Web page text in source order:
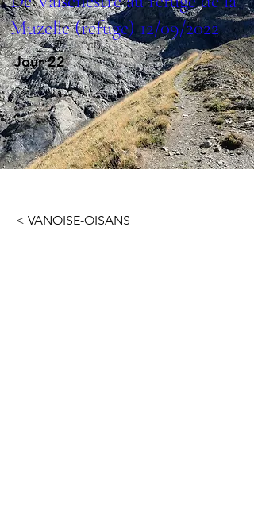
Muzelle (refuge) 12/09/2022
Jour 22
< VANOISE-OISANS